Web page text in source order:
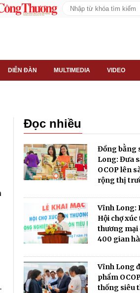
DIỄN ĐÀN MULTIMEDIA VIDEO
Đọc nhiều
Đồng bằng
Long: Đưa
OCOP lên
rộng thị
Vĩnh Long:
Hội chợ xúc
thương mại
400 gian
Vĩnh Long
phẩm
thống siêu